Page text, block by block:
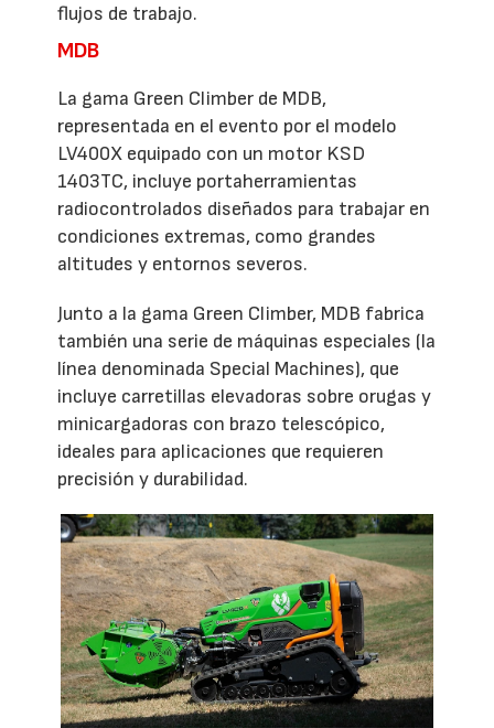
flujos de trabajo.
MDB
La gama Green Climber de MDB,
representada en el evento por el modelo
LV400X equipado con un motor KSD
1403TC, incluye portaherramientas
radiocontrolados diseñados para trabajar en
condiciones extremas, como grandes
altitudes y entornos severos.
Junto a la gama Green Climber, MDB fabrica
también una serie de máquinas especiales (la
línea denominada Special Machines), que
incluye carretillas elevadoras sobre orugas y
minicargadoras con brazo telescópico,
ideales para aplicaciones que requieren
precisión y durabilidad.